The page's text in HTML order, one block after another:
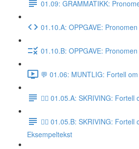
01.09: GRAMMATIKK:
01.10.A: OPPGAVE:
01.10.B: OPPGAVE:
💬 01.06: MUNTLIG: Fortell
✍🏼 01.05.A: SKRIVING: Fortell
✍🏼 01.05.B: SKRIVING: Fortell
Eksempeltekst